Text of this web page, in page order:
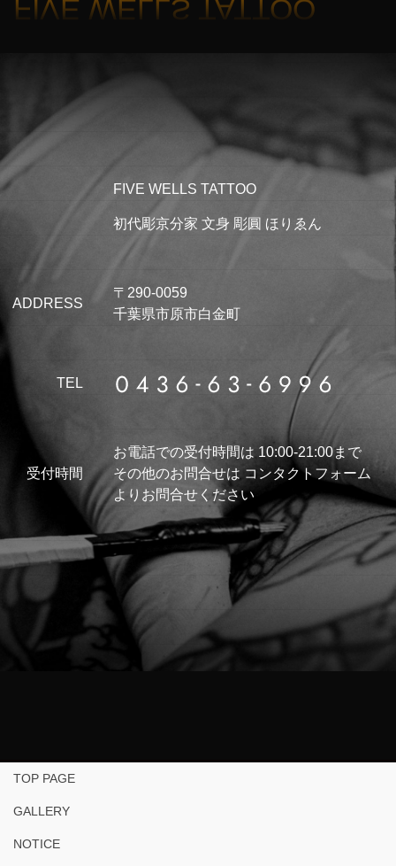
FIVE WELLS TATTOO
初代彫京分家 文身 彫圓 ほりゑん
ADDRESS
〒290-0059
千葉県市原市白金町
TEL
受付時間
お電話での受付時間は 10:00-21:00まで
その他のお問合せは コンタクトフォーム
よりお問合せください
TOP PAGE
GALLERY
NOTICE